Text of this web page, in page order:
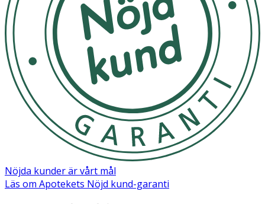
Nöjda kunder är vårt mål
Läs om Apotekets Nöjd kund-garanti